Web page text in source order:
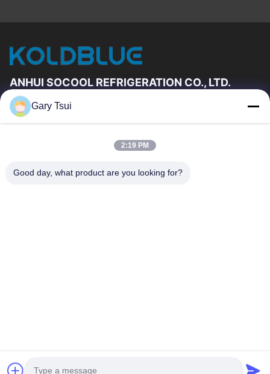
ANHUI SOCOOL REFRIGERATION CO., LTD.
Đường Dẫn Nhanh
Về Chúng Tôi
Tham Quan Nhà Máy
Kiểm Soát Chất Lượng
Gary Tsui
2:19 PM
Good day, what product are you looking for?